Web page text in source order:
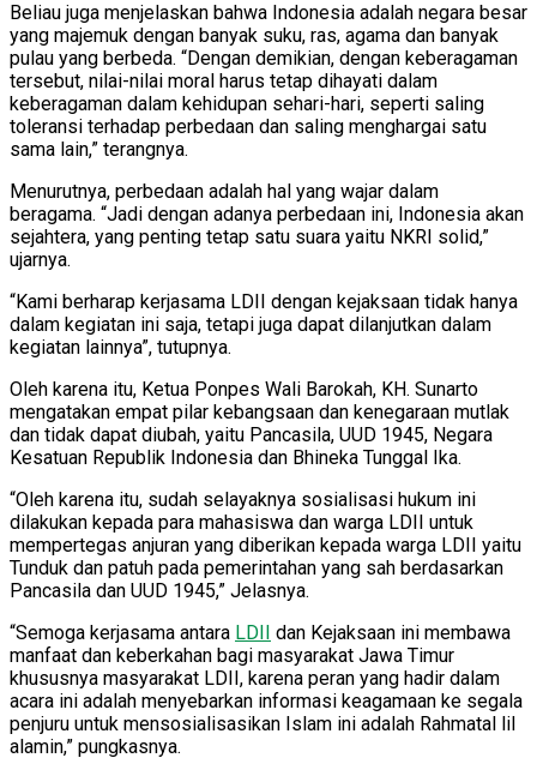
Beliau juga menjelaskan bahwa Indonesia adalah negara besar
yang majemuk dengan banyak suku, ras, agama dan banyak
pulau yang berbeda. “Dengan demikian, dengan keberagaman
tersebut, nilai-nilai moral harus tetap dihayati dalam
keberagaman dalam kehidupan sehari-hari, seperti saling
toleransi terhadap perbedaan dan saling menghargai satu
sama lain,” terangnya.
Menurutnya, perbedaan adalah hal yang wajar dalam
beragama. “Jadi dengan adanya perbedaan ini, Indonesia akan
sejahtera, yang penting tetap satu suara yaitu NKRI solid,”
ujarnya.
“Kami berharap kerjasama LDII dengan kejaksaan tidak hanya
dalam kegiatan ini saja, tetapi juga dapat dilanjutkan dalam
kegiatan lainnya”, tutupnya.
Oleh karena itu, Ketua Ponpes Wali Barokah, KH. Sunarto
mengatakan empat pilar kebangsaan dan kenegaraan mutlak
dan tidak dapat diubah, yaitu Pancasila, UUD 1945, Negara
Kesatuan Republik Indonesia dan Bhineka Tunggal Ika.
“Oleh karena itu, sudah selayaknya sosialisasi hukum ini
dilakukan kepada para mahasiswa dan warga LDII untuk
mempertegas anjuran yang diberikan kepada warga LDII yaitu
Tunduk dan patuh pada pemerintahan yang sah berdasarkan
Pancasila dan UUD 1945,” Jelasnya.
“Semoga kerjasama antara LDII
dan Kejaksaan ini membawa
manfaat dan keberkahan bagi masyarakat Jawa Timur
khususnya masyarakat LDII, karena peran yang hadir dalam
acara ini adalah menyebarkan informasi keagamaan ke segala
penjuru untuk mensosialisasikan Islam ini adalah Rahmatal lil
alamin,” pungkasnya.